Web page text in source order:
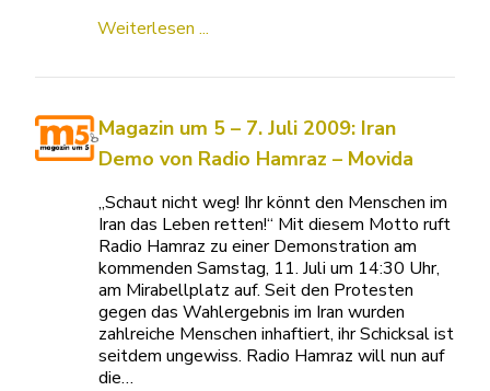
Weiterlesen ...
Magazin um 5 – 7. Juli 2009: Iran
Demo von Radio Hamraz – Movida
„Schaut nicht weg! Ihr könnt den Menschen im
Iran das Leben retten!“ Mit diesem Motto ruft
Radio Hamraz zu einer Demonstration am
kommenden Samstag, 11. Juli um 14:30 Uhr,
am Mirabellplatz auf. Seit den Protesten
gegen das Wahlergebnis im Iran wurden
zahlreiche Menschen inhaftiert, ihr Schicksal ist
seitdem ungewiss. Radio Hamraz will nun auf
die…